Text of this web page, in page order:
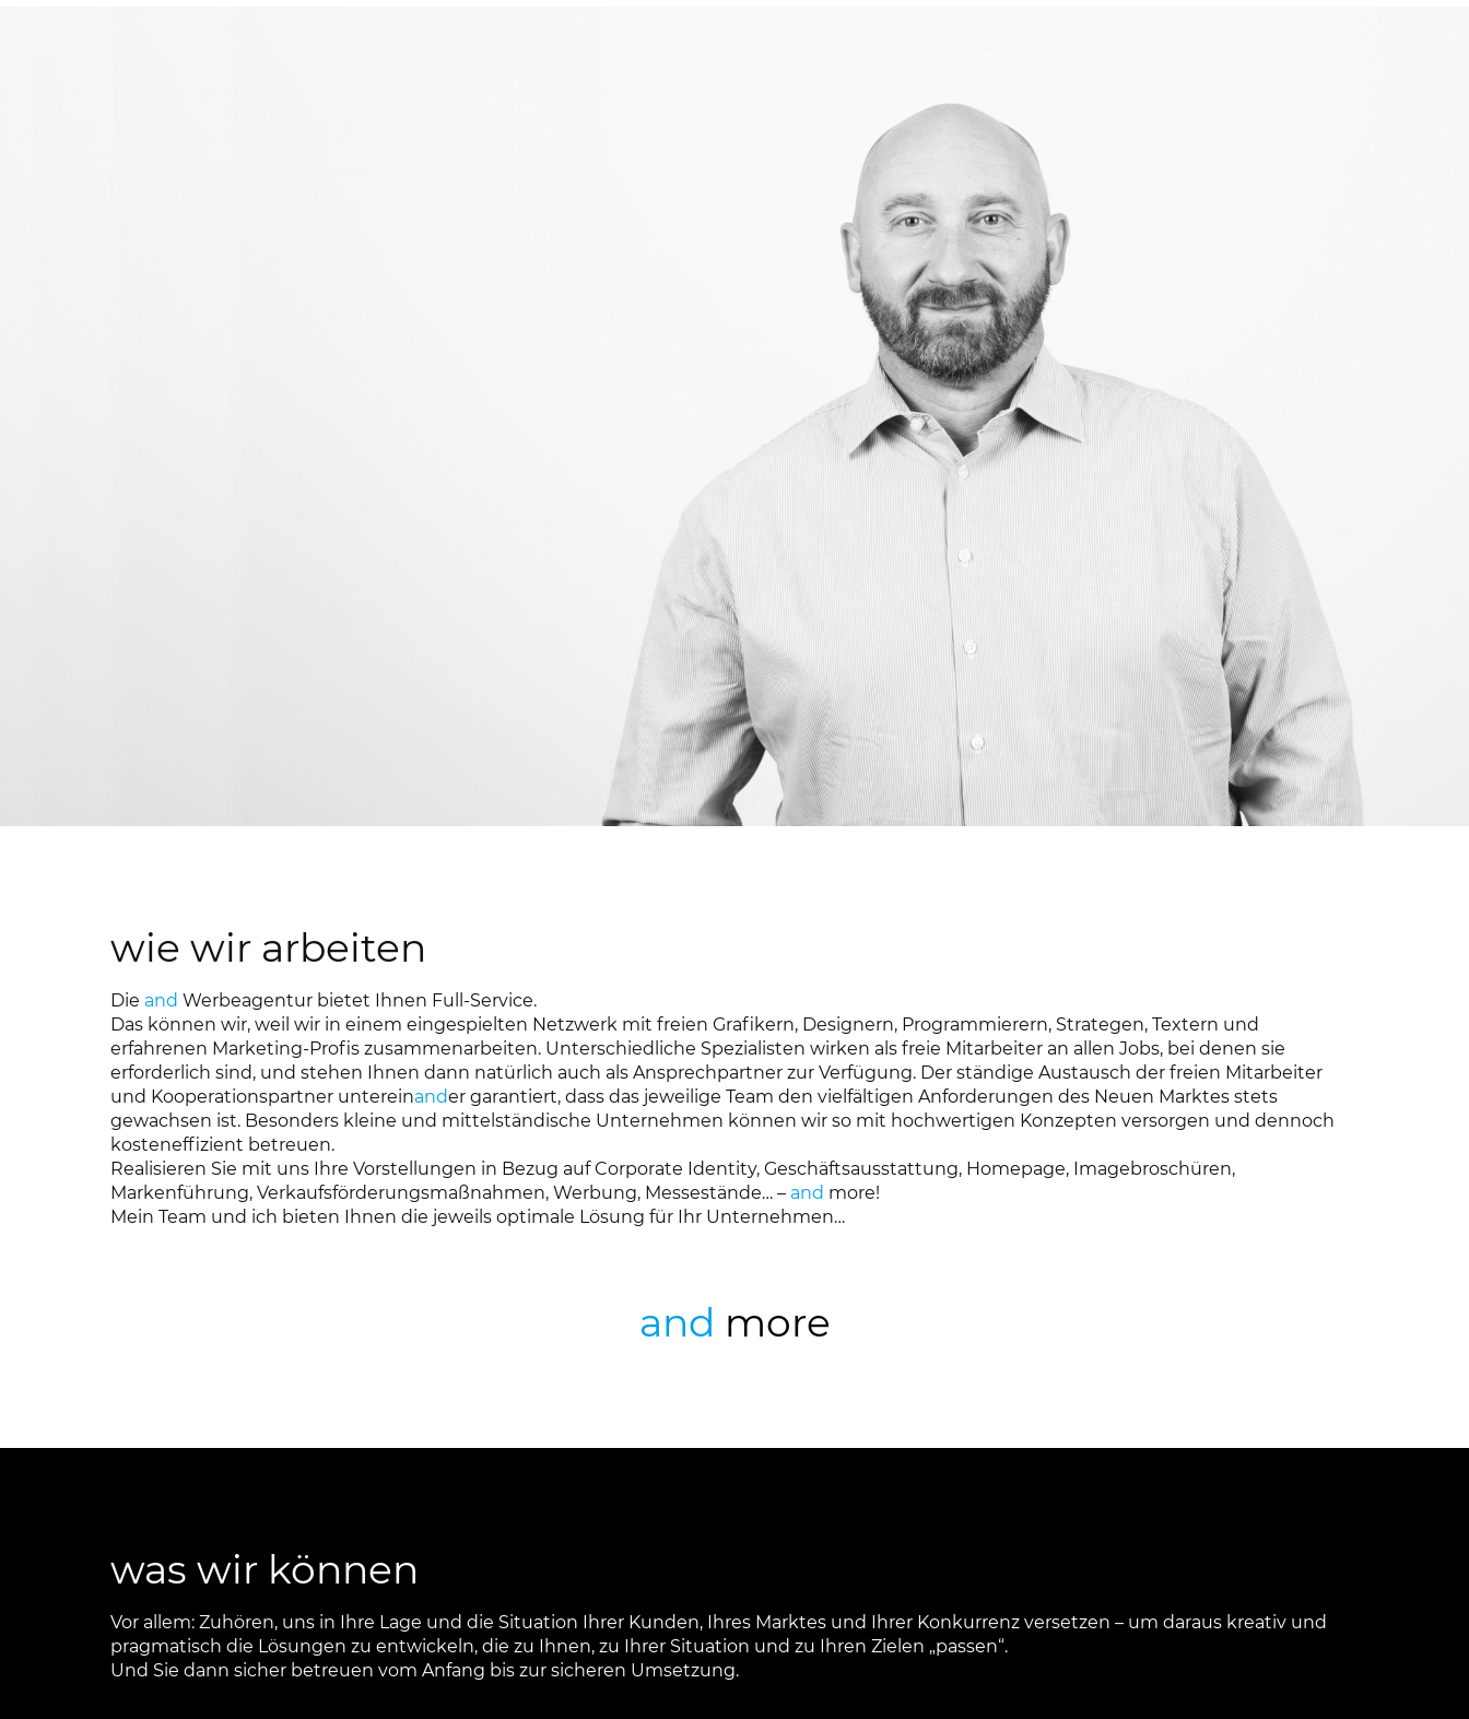
wie wir arbeiten
Die and Werbeagentur bietet Ihnen Full-Service.
Das können wir, weil wir in einem eingespielten Netzwerk mit freien Grafikern, Designern, Programmierern, Strategen, Textern und
erfahrenen Marketing-Profis zusammenarbeiten. Unterschiedliche Spezialisten wirken als freie Mitarbeiter an allen Jobs, bei denen sie
erforderlich sind, und stehen Ihnen dann natürlich auch als Ansprechpartner zur Verfügung. Der ständige Austausch der freien Mitarbeiter
und Kooperationspartner untereinander garantiert, dass das jeweilige Team den vielfältigen Anforderungen des Neuen Marktes stets
gewachsen ist. Besonders kleine und mittelständische Unternehmen können wir so mit hochwertigen Konzepten versorgen und dennoch
kosteneffizient betreuen.
Realisieren Sie mit uns Ihre Vorstellungen in Bezug auf Corporate Identity, Geschäftsausstattung, Homepage, Imagebroschüren,
Markenführung, Verkaufsförderungsmaßnahmen, Werbung, Messestände… – and more!
Mein Team und ich bieten Ihnen die jeweils optimale Lösung für Ihr Unternehmen…
and more
was wir können
Vor allem: Zuhören, uns in Ihre Lage und die Situation Ihrer Kunden, Ihres Marktes und Ihrer Konkurrenz versetzen – um daraus kreativ und
pragmatisch die Lösungen zu entwickeln, die zu Ihnen, zu Ihrer Situation und zu Ihren Zielen „passen“.
Und Sie dann sicher betreuen vom Anfang bis zur sicheren Umsetzung.